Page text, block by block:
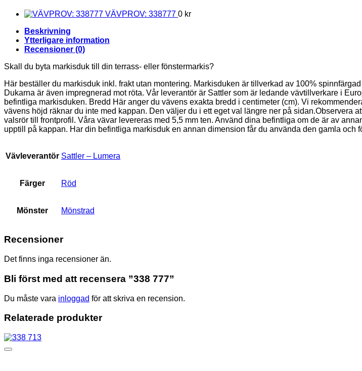
VÄVPROV: 338777 0 kr
Beskrivning
Ytterligare information
Recensioner (0)
Skall du byta markisduk till din terrass- eller fönstermarkis?
Här beställer du markisduk inkl. frakt utan montering. Markisduken är tillverkad av 100%
Dukarna är även impregnerad mot röta. Vår leverantör är Sattler som är ledande vävtillverkare i
befintliga markisduken. Bredd Här anger du vävens exakta bredd i centimeter (cm). Vi
vävens höjd räknar du inte med kappan. Den väljer du i ett eget val längre ner på sidan.Observera
valsrör till frontprofil. Våra vävar levereras med 5,5 mm ten. Använd dina befintliga om de är av
upptill på kappan. Har din befintliga markisduk en annan dimension får du använda den gamla och
Vävleverantör Sattler – Lumera
Färger Röd
Mönster Mönstrad
Recensioner
Det finns inga recensioner än.
Bli först med att recensera ”338 777”
Du måste vara inloggad för att skriva en recension.
Relaterade produkter